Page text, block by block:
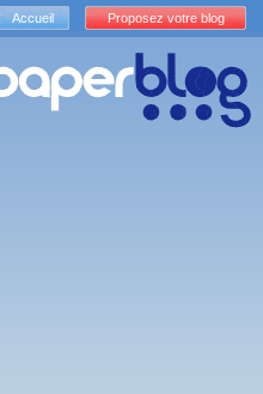
Accueil Proposez votre blog